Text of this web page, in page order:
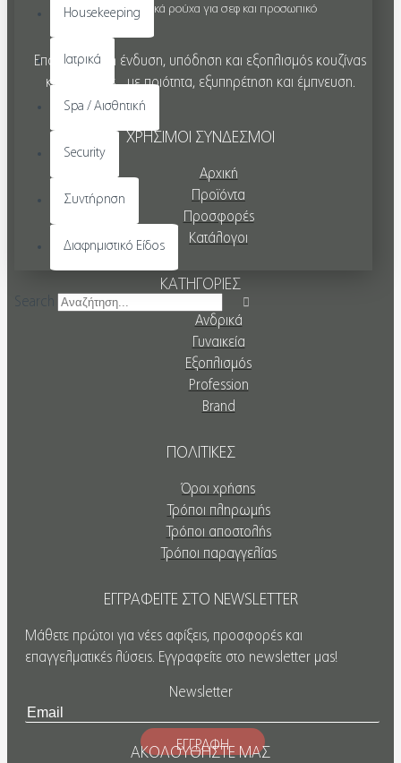
Housekeeping
Ιατρικά
Spa / Αισθητική
Security
Συντήρηση
Διαφημιστικό Είδος
Search
Επαγγελματική ένδυση, υπόδηση και εξοπλισμός κουζίνας
και εστίασης... με ποιότητα, εξυπηρέτηση και έμπνευση.
ΧΡΗΣΙΜΟΙ ΣΥΝΔΕΣΜΟΙ
Αρχική
Προϊόντα
Προσφορές
Κατάλογοι
ΚΑΤΗΓΟΡΙΕΣ
Ανδρικά
Γυναικεία
Εξοπλισμός
Profession
Brand
ΠΟΛΙΤΙΚΕΣ
Όροι χρήσης
Τρόποι πληρωμής
Τρόποι αποστολής
Τρόποι παραγγελίας
ΕΓΓΡΑΦΕΙΤΕ ΣΤΟ NEWSLETTER
Μάθετε πρώτοι για νέες αφίξεις, προσφορές και
επαγγελματικές λύσεις. Εγγραφείτε στο newsletter μας!
Newsletter
ΕΓΓΡΑΦΗ
ΑΚΟΛΟΥΘΗΣΤΕ ΜΑΣ